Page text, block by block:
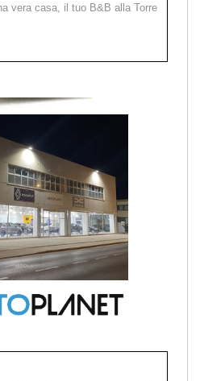
vera casa, il tuo B&B alla Torre